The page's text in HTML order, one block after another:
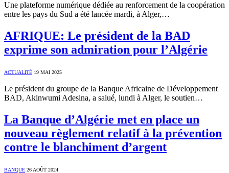
Une plateforme numérique dédiée au renforcement de la coopération
entre les pays du Sud a été lancée mardi, à Alger,…
AFRIQUE: Le président de la BAD
exprime son admiration pour l’Algérie
ACTUALITÉ 19 MAI 2025
Le président du groupe de la Banque Africaine de Développement
BAD, Akinwumi Adesina, a salué, lundi à Alger, le soutien…
La Banque d’Algérie met en place un
nouveau règlement relatif à la prévention
contre le blanchiment d’argent
BANQUE 26 AOÛT 2024